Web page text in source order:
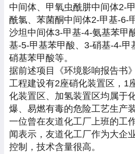
中间体、甲氧虫酰肼中间体2-
酰氯、苯菌酮中间体2-甲基-6-
沙坦中间体3-甲基-4-氨基苯甲
基-5-甲基苯甲酸、3-硝基-4-甲
硝基苯甲酸等。
据前述项目《环境影响报告书
工程建设有2座硝化装置区，1
化装置区、加氢装置区均属于
爆、易燃有毒的危险工艺生产装
一位曾在友道化工厂上班的工
闻表示，友道化工厂作为大企
控制，技术含量很高。